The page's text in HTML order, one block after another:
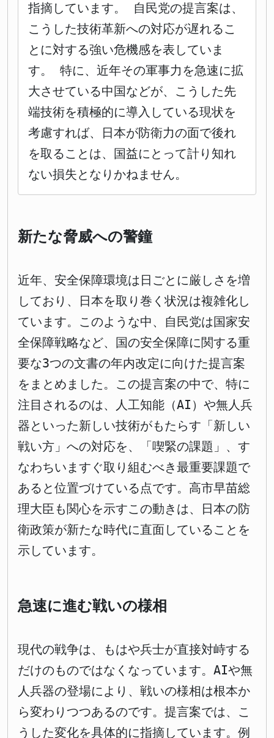
指摘しています。 自民党の提言案は、
こうした技術革新への対応が遅れるこ
とに対する強い危機感を表していま
す。 特に、近年その軍事力を急速に拡
大させている中国などが、こうした先
端技術を積極的に導入している現状を
考慮すれば、日本が防衛力の面で後れ
を取ることは、国益にとって計り知れ
ない損失となりかねません。
新たな脅威への警鐘
近年、安全保障環境は日ごとに厳しさを増
しており、日本を取り巻く状況は複雑化し
ています。このような中、自民党は国家安
全保障戦略など、国の安全保障に関する重
要な3つの文書の年内改定に向けた提言案
をまとめました。この提言案の中で、特に
注目されるのは、人工知能（AI）や無人兵
器といった新しい技術がもたらす「新しい
戦い方」への対応を、「喫緊の課題」、す
なわちいますぐ取り組むべき最重要課題で
あると位置づけている点です。高市早苗総
理大臣も関心を示すこの動きは、日本の防
衛政策が新たな時代に直面していることを
示しています。
急速に進む戦いの様相
現代の戦争は、もはや兵士が直接対峙する
だけのものではなくなっています。AIや無
人兵器の登場により、戦いの様相は根本か
ら変わりつつあるのです。提言案では、こ
うした変化を具体的に指摘しています。例